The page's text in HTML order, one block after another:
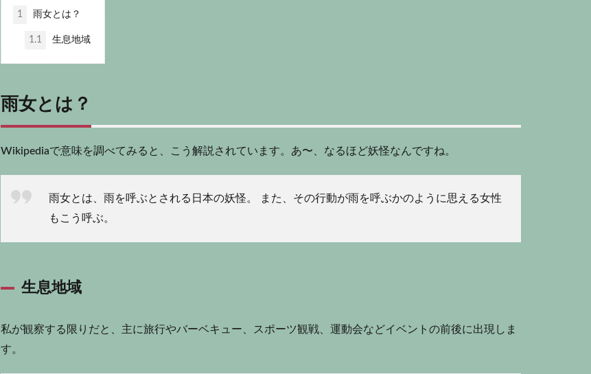
1 雨女とは？
1.1 生息地域
雨女とは？
Wikipediaで意味を調べてみると、こう解説されています。あ〜、なるほど妖怪なんですね。
雨女とは、雨を呼ぶとされる日本の妖怪。 また、その行動が雨を呼ぶかのように思える女性
もこう呼ぶ。
生息地域
私が観察する限りだと、主に旅行やバーベキュー、スポーツ観戦、運動会などイベントの前後に出現しま
す。